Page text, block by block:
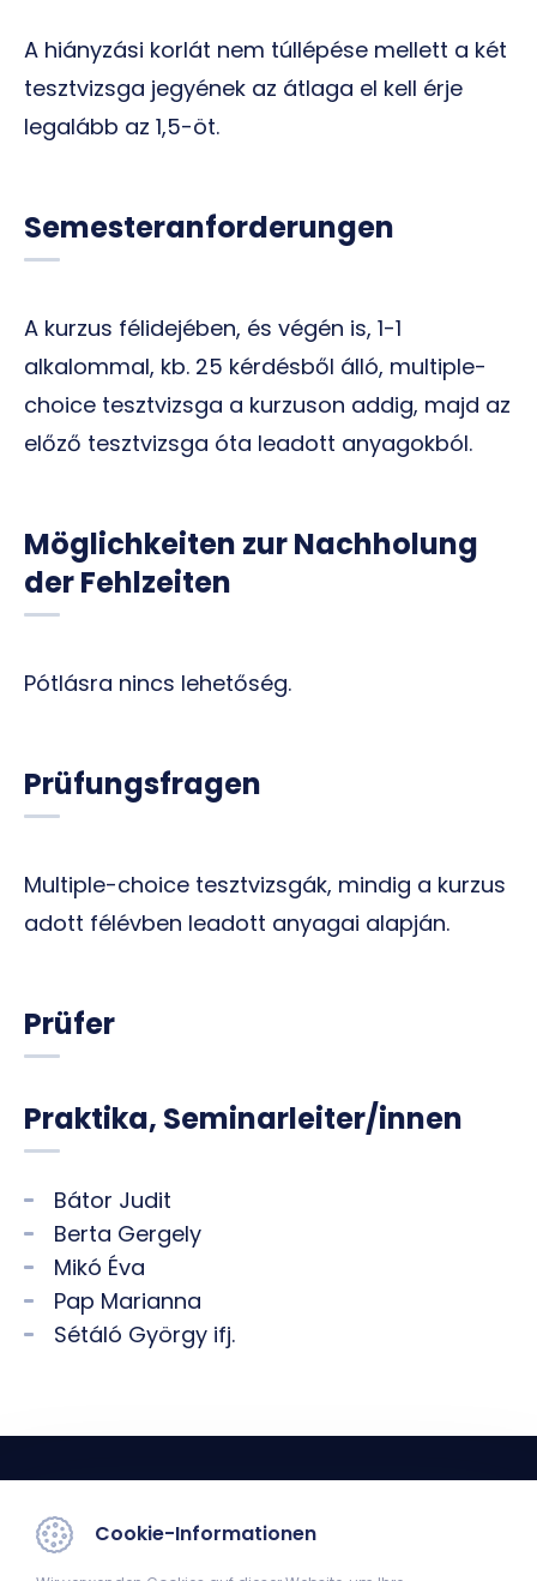
A hiányzási korlát nem túllépése mellett a két
tesztvizsga jegyének az átlaga el kell érje
legalább az 1,5-öt.
Semesteranforderungen
A kurzus félidejében, és végén is, 1-1
alkalommal, kb. 25 kérdésből álló, multiple-
choice tesztvizsga a kurzuson addig, majd az
előző tesztvizsga óta leadott anyagokból.
Möglichkeiten zur Nachholung
der Fehlzeiten
Pótlásra nincs lehetőség.
Prüfungsfragen
Multiple-choice tesztvizsgák, mindig a kurzus
adott félévben leadott anyagai alapján.
Prüfer
Praktika, Seminarleiter/innen
Bátor Judit
Berta Gergely
Mikó Éva
Pap Marianna
Sétáló György ifj.
Cookie-Informationen